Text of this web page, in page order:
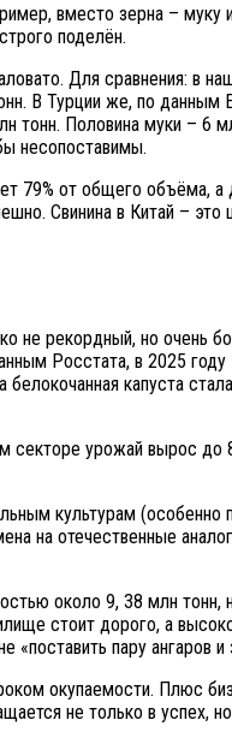
вместо зерна –
поделён.
Для сравнения: в
В Турции же, по данным
тонн. Половина муки – 6
несопоставимы.
79% от общего объёма, а
Свинина в Китай – это
не рекордный, но очень
Росстата, в 2025
белокочанная капуста
урожай вырос до
культурам
на отечественные
около 9, 38 млн тонн,
стоит дорого, а
пару ангаров и
окупаемости. Плюс
не только в успех,